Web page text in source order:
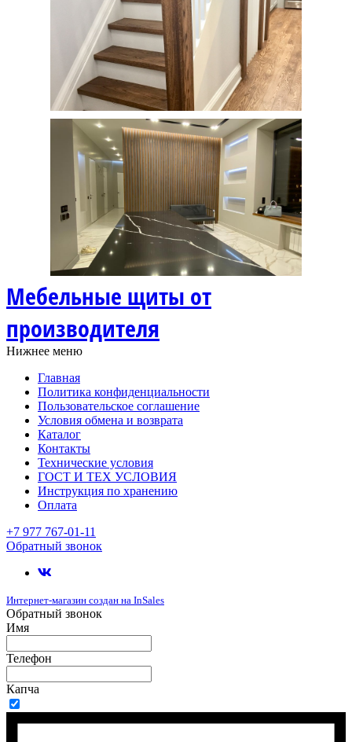
Мебельные щиты от
производителя
Нижнее меню
Главная
Политика конфиденциальности
Пользовательское соглашение
Условия обмена и возврата
Каталог
Контакты
Технические условия
ГОСТ И ТЕХ УСЛОВИЯ
Инструкция по хранению
Оплата
+7 977 767-01-11
Обратный звонок
Интернет-магазин создан на InSales
Обратный звонок
Имя
Телефон
Капча